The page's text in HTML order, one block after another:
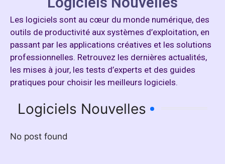
Les logiciels sont au cœur du monde numérique, des
outils de productivité aux systèmes d’exploitation, en
passant par les applications créatives et les solutions
professionnelles. Retrouvez les dernières actualités,
les mises à jour, les tests d’experts et des guides
pratiques pour choisir les meilleurs logiciels.
Logiciels Nouvelles
No post found